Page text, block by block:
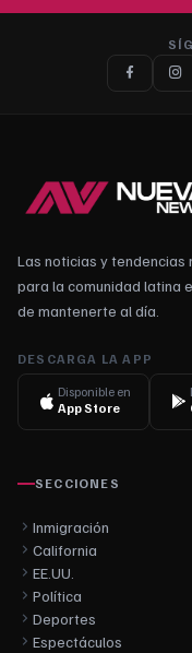
Las noticias y
para la comunidad latina
de mantenerte al día.
DESCARGA LA APP
Disponible en
App Store
SECCIONES
Inmigración
California
EE.UU.
Política
Deportes
Espectáculos